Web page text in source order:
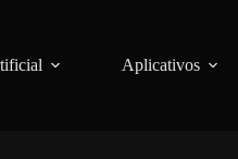
Aplicativos